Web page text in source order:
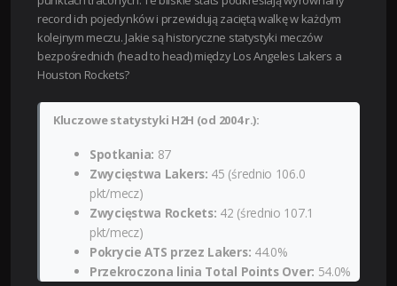
record ich pojedynków i przewidują zaciętą walkę w każdym
kolejnym meczu. Jakie są historyczne statystyki meczów
bezpośrednich (head to head) między Los Angeles Lakers a
Houston Rockets?
Kluczowe statystyki H2H (od 2004 r.):
Spotkania: 87
Zwycięstwa Lakers: 45 (średnio 106.0
pkt/mecz)
Zwycięstwa Rockets: 42 (średnio 107.1
pkt/mecz)
Pokrycie ATS przez Lakers: 44.0%
Przekroczona linia Total Points Over: 54.0%